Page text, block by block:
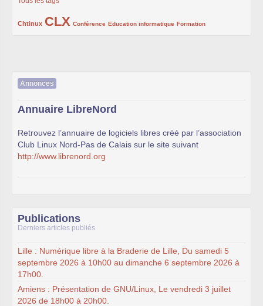
Chtinux
222/1002CLX
1002/1002 Conférence
132/1002 Education informatique
119/1002 Formation
168/1002
Annonces
Annuaire LibreNord
Retrouvez l’annuaire de logiciels libres créé par l’association
Club Linux Nord-Pas de Calais sur le site suivant
http://www.librenord.org
Publications
Derniers articles publiés
Lille : Numérique libre à la Braderie de Lille, Du samedi 5
septembre 2026 à 10h00 au dimanche 6 septembre 2026 à
17h00.
Amiens : Présentation de GNU/Linux, Le vendredi 3 juillet
2026 de 18h00 à 20h00.